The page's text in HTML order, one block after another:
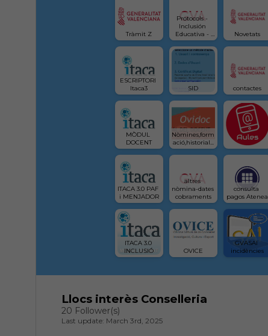
Tràmit Z
Protocols -
Inclusión
Educativa -
Generalitat
Valenciana
Novetats
ESCRIPTORI
Itaca3
SID contactes
MÒDUL
DOCENT
Nòmines,form
ació,historial...
ITACA 3.0 PAF
i MENJADOR
altres
nòmina-dates
cobraments
consulta
pagos Atenea
ITACA 3.0
INCLUSIÓ
OVICE
GVASAI
incidències
Llocs interès Conselleria
20 Follower(s)
Last update: March 3rd, 2025